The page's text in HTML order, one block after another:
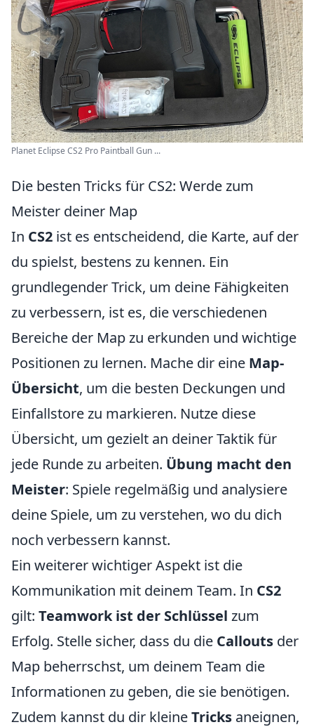
Planet Eclipse CS2 Pro Paintball Gun ...
Die besten Tricks für CS2: Werde zum
Meister deiner Map
In CS2 ist es entscheidend, die Karte, auf der
du spielst, bestens zu kennen. Ein
grundlegender Trick, um deine Fähigkeiten
zu verbessern, ist es, die verschiedenen
Bereiche der Map zu erkunden und wichtige
Positionen zu lernen. Mache dir eine Map-
Übersicht, um die besten Deckungen und
Einfallstore zu markieren. Nutze diese
Übersicht, um gezielt an deiner Taktik für
jede Runde zu arbeiten. Übung macht den
Meister: Spiele regelmäßig und analysiere
deine Spiele, um zu verstehen, wo du dich
noch verbessern kannst.
Ein weiterer wichtiger Aspekt ist die
Kommunikation mit deinem Team. In CS2
gilt: Teamwork ist der Schlüssel zum
Erfolg. Stelle sicher, dass du die Callouts der
Map beherrschst, um deinem Team die
Informationen zu geben, die sie benötigen.
Zudem kannst du dir kleineTricks aneignen,